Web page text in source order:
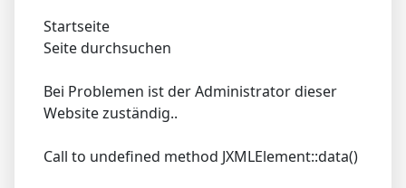
Startseite
Seite durchsuchen
Bei Problemen ist der Administrator dieser
Website zuständig..
Call to undefined method JXMLElement::data()